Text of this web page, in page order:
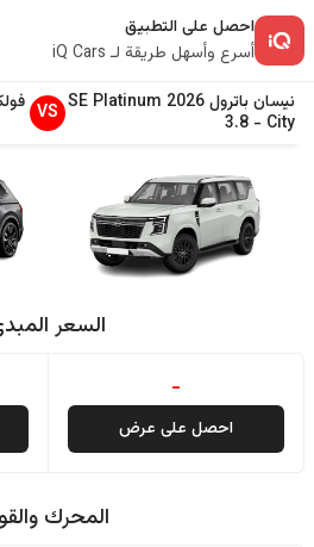
احصل على التطبيق
أسرع وأسهل طريقة لـ iQ Cars
نيسان باترول2026
SE Platinum
City
-
3.8
VS
السعر
-
احصل على عرض
المحرك